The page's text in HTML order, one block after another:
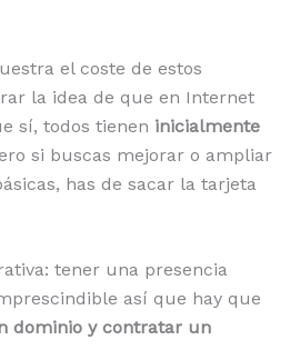
el coste de estos
la idea de que en Internet
sí, todos tienen inicialmente
si buscas mejorar o ampliar
has de sacar la tarjeta
tener una presencia
así que hay que
dominio y contratar un